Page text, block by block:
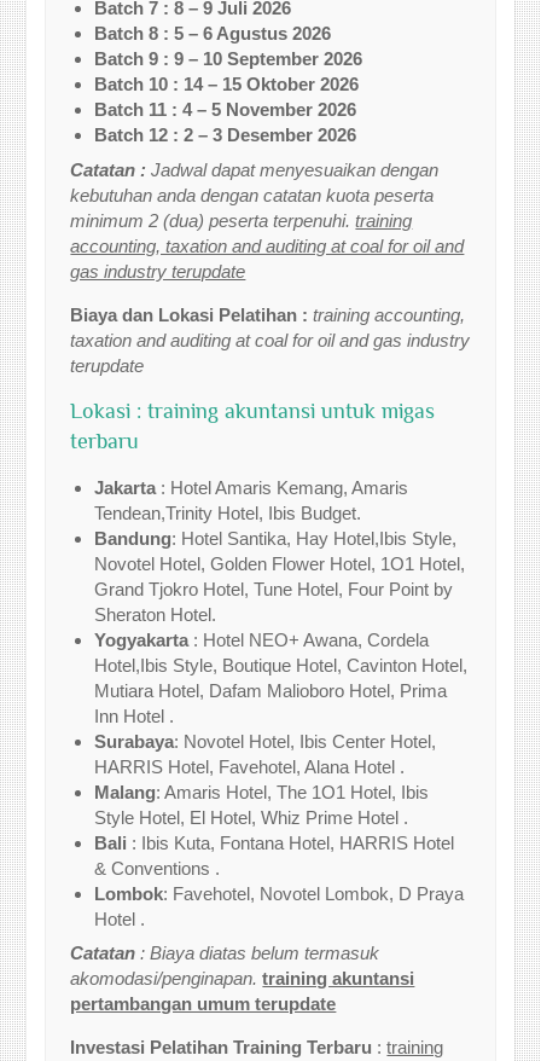
Batch 7 : 8 – 9 Juli 2026
Batch 8 : 5 – 6 Agustus 2026
Batch 9 : 9 – 10 September 2026
Batch 10 : 14 – 15 Oktober 2026
Batch 11 : 4 – 5 November 2026
Batch 12 : 2 – 3 Desember 2026
Catatan :Jadwal dapat menyesuaikan dengan
kebutuhan anda dengan catatan kuota peserta
minimum 2 (dua) peserta terpenuhi.training
accounting, taxation and auditing at coal for oil and
gas industry terupdate
Biaya dan Lokasi Pelatihan :training accounting,
taxation and auditing at coal for oil and gas industry
terupdate
Lokasi : training akuntansi untuk migas
terbaru
Jakarta : Hotel Amaris Kemang, Amaris
Tendean,Trinity Hotel, Ibis Budget.
Bandung: Hotel Santika, Hay Hotel,Ibis Style,
Novotel Hotel, Golden Flower Hotel, 1O1 Hotel,
Grand Tjokro Hotel, Tune Hotel, Four Point by
Sheraton Hotel.
Yogyakarta : Hotel NEO+ Awana, Cordela
Hotel,Ibis Style, Boutique Hotel, Cavinton Hotel,
Mutiara Hotel, Dafam Malioboro Hotel, Prima
Inn Hotel .
Surabaya: Novotel Hotel, Ibis Center Hotel,
HARRIS Hotel, Favehotel, Alana Hotel .
Malang: Amaris Hotel, The 1O1 Hotel, Ibis
Style Hotel, El Hotel, Whiz Prime Hotel .
Bali : Ibis Kuta, Fontana Hotel, HARRIS Hotel
& Conventions .
Lombok: Favehotel, Novotel Lombok, D Praya
Hotel .
Catatan: Biaya diatas belum termasuk
akomodasi/penginapan.training akuntansi
pertambangan umum terupdate
Investasi Pelatihan Training Terbaru :training